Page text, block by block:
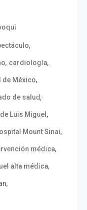
,
, cardiología,
de México,
de salud,
Luis Miguel ,
Mount Sinai,
médica,
alta médica,
,